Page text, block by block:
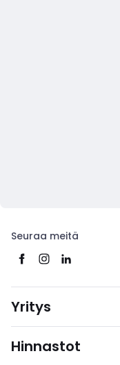
Seuraa meitä
Yritys
Hinnastot